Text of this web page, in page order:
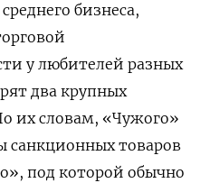
бизнеса,
у любителей разных
два крупных
их словам, «Чужого»
санкционных товаров
под которой обычно